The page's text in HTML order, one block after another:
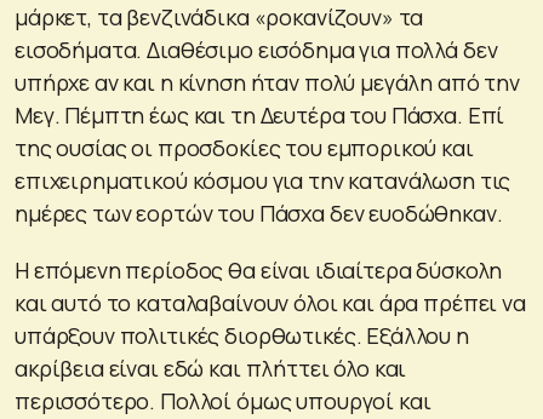
μάρκετ, τα βενζινάδικα «ροκανίζουν» τα
εισοδήματα. Διαθέσιμο εισόδημα για πολλά δεν
υπήρχε αν και η κίνηση ήταν πολύ μεγάλη από την
Μεγ. Πέμπτη έως και τη Δευτέρα του Πάσχα. Επί
της ουσίας οι προσδοκίες του εμπορικού και
επιχειρηματικού κόσμου για την κατανάλωση τις
ημέρες των εορτών του Πάσχα δεν ευοδώθηκαν.
Η επόμενη περίοδος θα είναι ιδιαίτερα δύσκολη
και αυτό το καταλαβαίνουν όλοι και άρα πρέπει να
υπάρξουν πολιτικές διορθωτικές. Εξάλλου η
ακρίβεια είναι εδώ και πλήττει όλο και
περισσότερο. Πολλοί όμως υπουργοί και